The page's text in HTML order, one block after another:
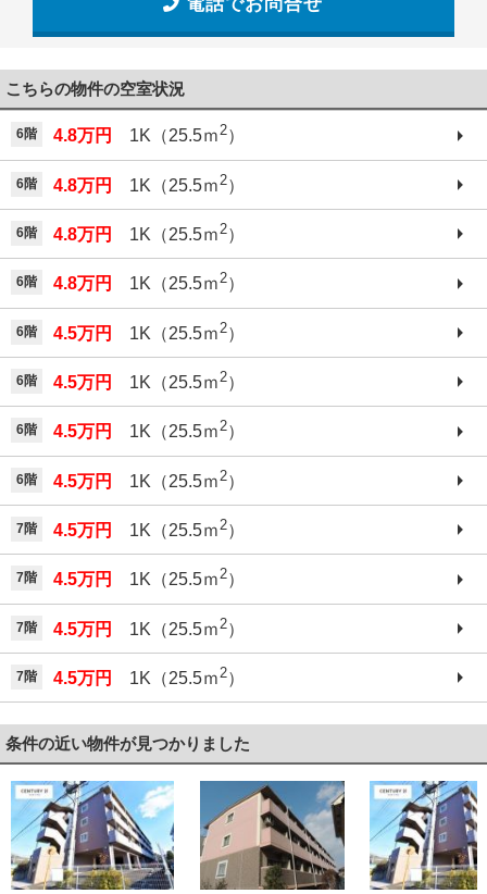
こちらの物件の空室状況
6階 4.8万円 1K（25.5ｍ2）
6階 4.8万円 1K（25.5ｍ 2）
6階 4.8万円 1K（25.5ｍ 2）
6階 4.8万円 1K（25.5ｍ2）
6階 4.5万円 1K（25.5ｍ 2）
6階 4.5万円 1K（25.5ｍ 2）
6階 4.5万円 1K（25.5ｍ2）
6階 4.5万円 1K（25.5ｍ 2）
7階 4.5万円 1K（25.5ｍ 2）
7階 4.5万円 1K（25.5ｍ2）
7階 4.5万円 1K（25.5ｍ 2）
7階 4.5万円 1K（25.5ｍ 2）
条件の近い物件が見つかりました